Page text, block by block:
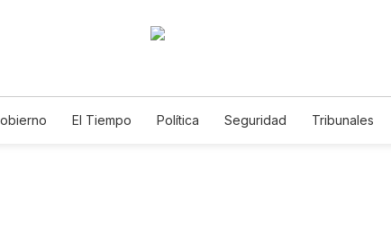
El Tiempo Política Seguridad Tribunales